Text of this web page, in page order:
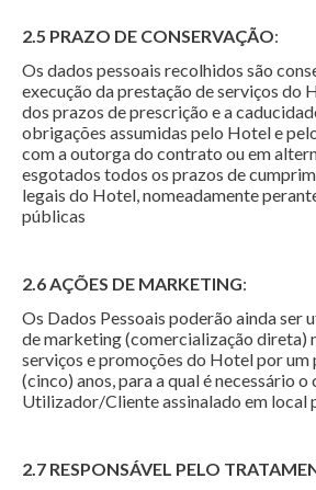
2.5 PRAZO DE CONSERVAÇÃO:
Os dados pessoais recolhidos são
execução da prestação de serviços do
dos prazos de prescrição e a
obrigações assumidas pelo Hotel e
com a outorga do contrato ou em
esgotados todos os prazos de
legais do Hotel, nomeadamente
públicas
2.6 AÇÕES DE MARKETING:
Os Dados Pessoais poderão ainda ser
de marketing (comercialização direta)
serviços e promoções do Hotel por um
(cinco) anos, para a qual é necessário
Utilizador/Cliente assinalado em local
2.7 RESPONSÁVEL PELO